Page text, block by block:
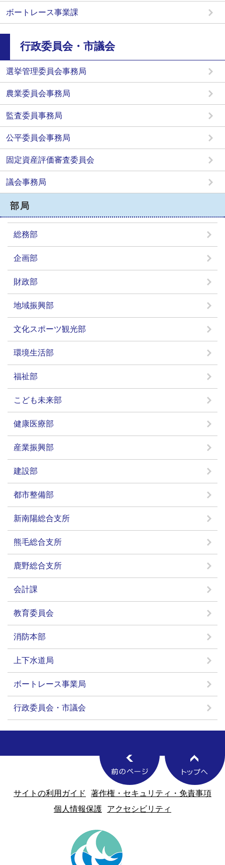
部局
総務部
企画部
財政部
地域振興部
文化スポーツ観光部
環境生活部
福祉部
こども未来部
健康医療部
産業振興部
建設部
都市整備部
新南陽総合支所
熊毛総合支所
鹿野総合支所
会計課
教育委員会
消防本部
上下水道局
ボートレース事業局
行政委員会・市議会
ボートレース事業課
行政委員会・市議会
選挙管理委員会事務局
農業委員会事務局
監査委員事務局
公平委員会事務局
固定資産評価審査委員会
議会事務局
サイトの利用ガイド
著作権・セキュリティ・免責事項
個人情報保護
アクセシビリティ